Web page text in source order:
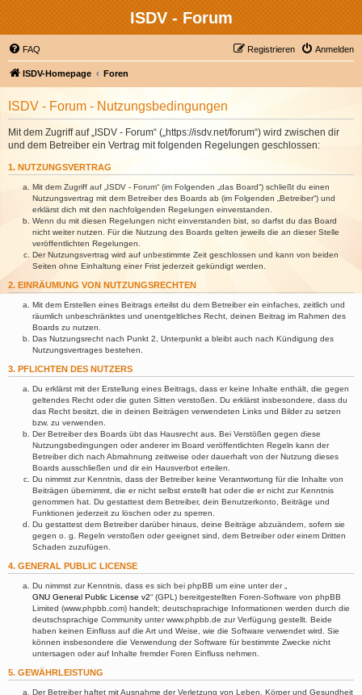
ISDV - Forum
FAQ Anmelden
Registrieren
ISDV-Homepage Foren
ISDV - Forum - Nutzungsbedingungen
Mit dem Zugriff auf „ISDV - Forum“ („https://isdv.net/forum“) wird zwischen dir
und dem Betreiber ein Vertrag mit folgenden Regelungen geschlossen:
1. NUTZUNGSVERTRAG
Mit dem Zugriff auf „ISDV - Forum“ (im Folgenden „das Board“) schließt du einen
Nutzungsvertrag mit dem Betreiber des Boards ab (im Folgenden „Betreiber“) und
erklärst dich mit den nachfolgenden Regelungen einverstanden.
Wenn du mit diesen Regelungen nicht einverstanden bist, so darfst du das Board
nicht weiter nutzen. Für die Nutzung des Boards gelten jeweils die an dieser Stelle
veröffentlichten Regelungen.
Der Nutzungsvertrag wird auf unbestimmte Zeit geschlossen und kann von beiden
Seiten ohne Einhaltung einer Frist jederzeit gekündigt werden.
2. EINRÄUMUNG VON NUTZUNGSRECHTEN
Mit dem Erstellen eines Beitrags erteilst du dem Betreiber ein einfaches, zeitlich und
räumlich unbeschränktes und unentgeltliches Recht, deinen Beitrag im Rahmen des
Boards zu nutzen.
Das Nutzungsrecht nach Punkt 2, Unterpunkt a bleibt auch nach Kündigung des
Nutzungsvertrages bestehen.
3. PFLICHTEN DES NUTZERS
Du erklärst mit der Erstellung eines Beitrags, dass er keine Inhalte enthält, die gegen
geltendes Recht oder die guten Sitten verstoßen. Du erklärst insbesondere, dass du
das Recht besitzt, die in deinen Beiträgen verwendeten Links und Bilder zu setzen
bzw. zu verwenden.
Der Betreiber des Boards übt das Hausrecht aus. Bei Verstößen gegen diese
Nutzungsbedingungen oder anderer im Board veröffentlichten Regeln kann der
Betreiber dich nach Abmahnung zeitweise oder dauerhaft von der Nutzung dieses
Boards ausschließen und dir ein Hausverbot erteilen.
Du nimmst zur Kenntnis, dass der Betreiber keine Verantwortung für die Inhalte von
Beiträgen übernimmt, die er nicht selbst erstellt hat oder die er nicht zur Kenntnis
genommen hat. Du gestattest dem Betreiber, dein Benutzerkonto, Beiträge und
Funktionen jederzeit zu löschen oder zu sperren.
Du gestattest dem Betreiber darüber hinaus, deine Beiträge abzuändern, sofern sie
gegen o. g. Regeln verstoßen oder geeignet sind, dem Betreiber oder einem Dritten
Schaden zuzufügen.
4. GENERAL PUBLIC LICENSE
Du nimmst zur Kenntnis, dass es sich bei phpBB um eine unter der „
GNU General Public License v2“ (GPL) bereitgestellten Foren-Software von phpBB
Limited (www.phpbb.com) handelt; deutschsprachige Informationen werden durch die
deutschsprachige Community unter www.phpbb.de zur Verfügung gestellt. Beide
haben keinen Einfluss auf die Art und Weise, wie die Software verwendet wird. Sie
können insbesondere die Verwendung der Software für bestimmte Zwecke nicht
untersagen oder auf Inhalte fremder Foren Einfluss nehmen.
5. GEWÄHRLEISTUNG
Der Betreiber haftet mit Ausnahme der Verletzung von Leben, Körper und Gesundheit